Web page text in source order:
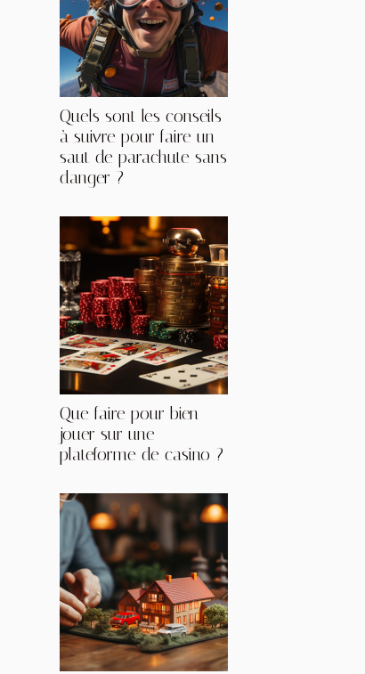
Quels sont les conseils
à suivre pour faire un
saut de parachute sans
danger ?
Que faire pour bien
jouer sur une
plateforme de casino ?